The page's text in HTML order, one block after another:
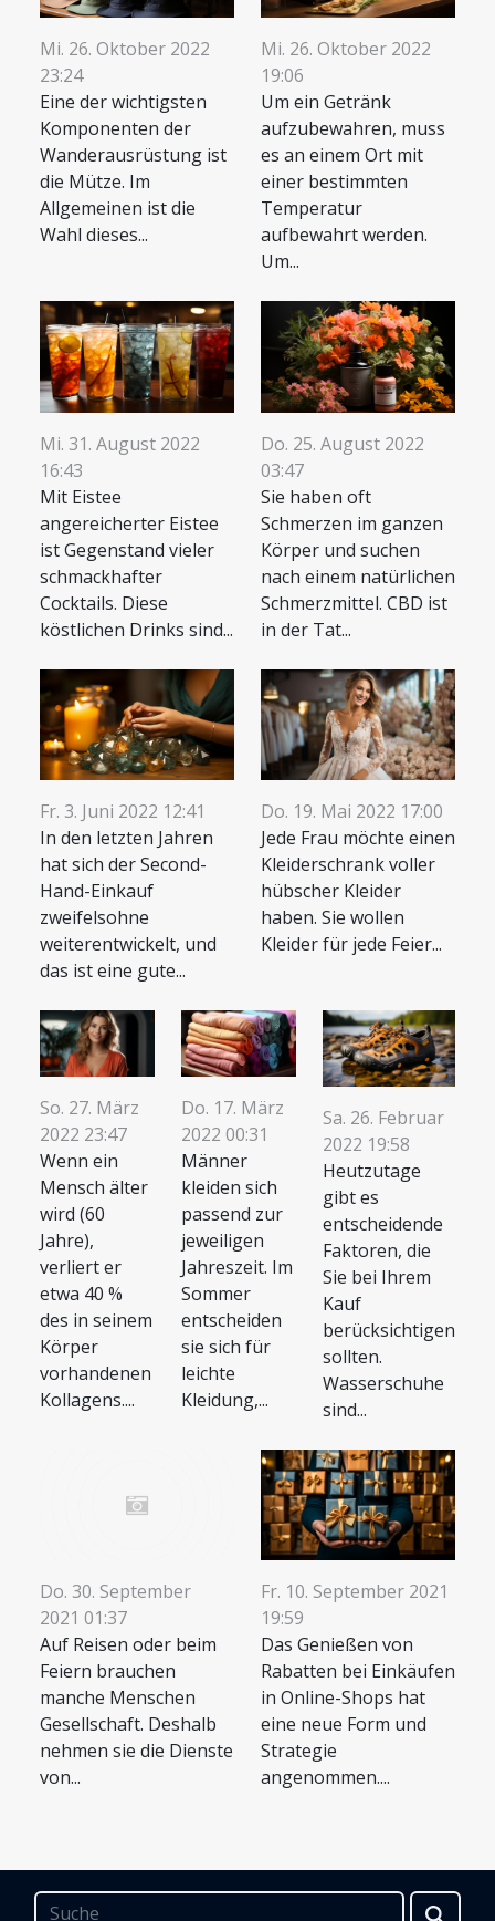
Mi. 26. Oktober 2022
23:24
Eine der wichtigsten
Komponenten der
Wanderausrüstung ist
die Mütze. Im
Allgemeinen ist die
Wahl dieses...
Mi. 26. Oktober 2022
19:06
Um ein Getränk
aufzubewahren, muss
es an einem Ort mit
einer bestimmten
Temperatur
aufbewahrt werden.
Um...
Mi. 31. August 2022
16:43
Mit Eistee
angereicherter Eistee
ist Gegenstand vieler
schmackhafter
Cocktails. Diese
köstlichen Drinks sind...
Do. 25. August 2022
03:47
Sie haben oft
Schmerzen im ganzen
Körper und suchen
nach einem natürlichen
Schmerzmittel. CBD ist
in der Tat...
Fr. 3. Juni 2022 12:41
In den letzten Jahren
hat sich der Second-
Hand-Einkauf
zweifelsohne
weiterentwickelt, und
das ist eine gute...
Do. 19. Mai 2022 17:00
Jede Frau möchte einen
Kleiderschrank voller
hübscher Kleider
haben. Sie wollen
Kleider für jede Feier...
So. 27. März
2022 23:47
Wenn ein
Mensch älter
wird (60
Jahre),
verliert er
etwa 40 %
des in seinem
Körper
vorhandenen
Kollagens....
Do. 17. März
2022 00:31
Männer
kleiden sich
passend zur
jeweiligen
Jahreszeit. Im
Sommer
entscheiden
sie sich für
leichte
Kleidung,...
Sa. 26. Februar
2022 19:58
Heutzutage
gibt es
entscheidende
Faktoren, die
Sie bei Ihrem
Kauf
berücksichtigen
sollten.
Wasserschuhe
sind...
Do. 30. September
2021 01:37
Auf Reisen oder beim
Feiern brauchen
manche Menschen
Gesellschaft. Deshalb
nehmen sie die Dienste
von...
Fr. 10. September 2021
19:59
Das Genießen von
Rabatten bei Einkäufen
in Online-Shops hat
eine neue Form und
Strategie
angenommen....